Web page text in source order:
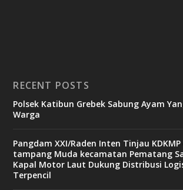
RECENT POSTS
Polsek Katibun Grebek Sabung Ayam
Warga
Pangdam XXI/Raden Inten Tinjau
tampang Muda kecamatan Pematang
Kapal Motor Laut Dukung Distribusi
Terpencil